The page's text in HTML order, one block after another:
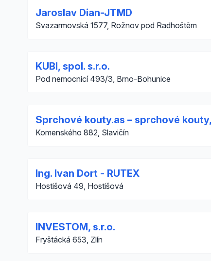
Jaroslav Dian-JTMD
Svazarmovská 1577, Rožnov pod Radhoštěm
KUBI, spol. s.r.o.
Pod nemocnicí 493/3, Brno-Bohunice
Sprchové kouty.as – sprchové
Komenského 882, Slavičín
Ing. Ivan Dort - RUTEX
Hostišová 49, Hostišová
INVESTOM, s.r.o.
Fryštácká 653, Zlín